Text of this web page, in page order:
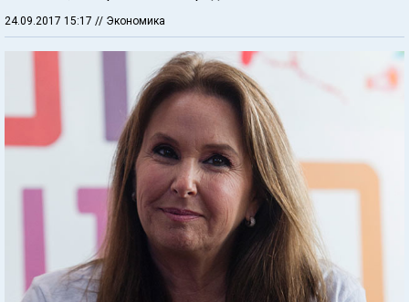
24.09.2017 15:17 // Экономика